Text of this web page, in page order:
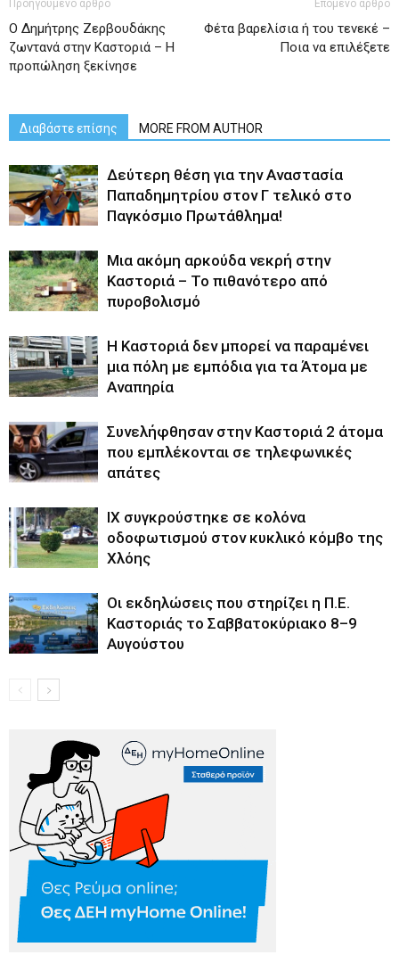
Προηγούμενο άρθρο
Ο Δημήτρης Ζερβουδάκης
ζωντανά στην Καστοριά – Η
προπώληση ξεκίνησε
Επόμενο άρθρο
Φέτα βαρελίσια ή του τενεκέ –
Ποια να επιλέξετε
Διαβάστε επίσης MORE FROM AUTHOR
Δεύτερη θέση για την Αναστασία
Παπαδημητρίου στον Γ τελικό στο
Παγκόσμιο Πρωτάθλημα!
Μια ακόμη αρκούδα νεκρή στην
Καστοριά – Το πιθανότερο από
πυροβολισμό
Η Καστοριά δεν μπορεί να παραμένει
μια πόλη με εμπόδια για τα Άτομα με
Αναπηρία
Συνελήφθησαν στην Καστοριά 2 άτομα
που εμπλέκονται σε τηλεφωνικές
απάτες
ΙΧ συγκρούστηκε σε κολόνα
οδοφωτισμού στον κυκλικό κόμβο της
Χλόης
Οι εκδηλώσεις που στηρίζει η Π.Ε.
Καστοριάς το Σαββατοκύριακο 8–9
Αυγούστου